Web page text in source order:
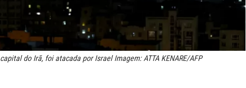
capital do Irã, foi atacada por Israel Imagem: ATTA KENARE/AFP